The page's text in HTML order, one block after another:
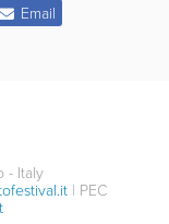
Email
- Italy
| PEC